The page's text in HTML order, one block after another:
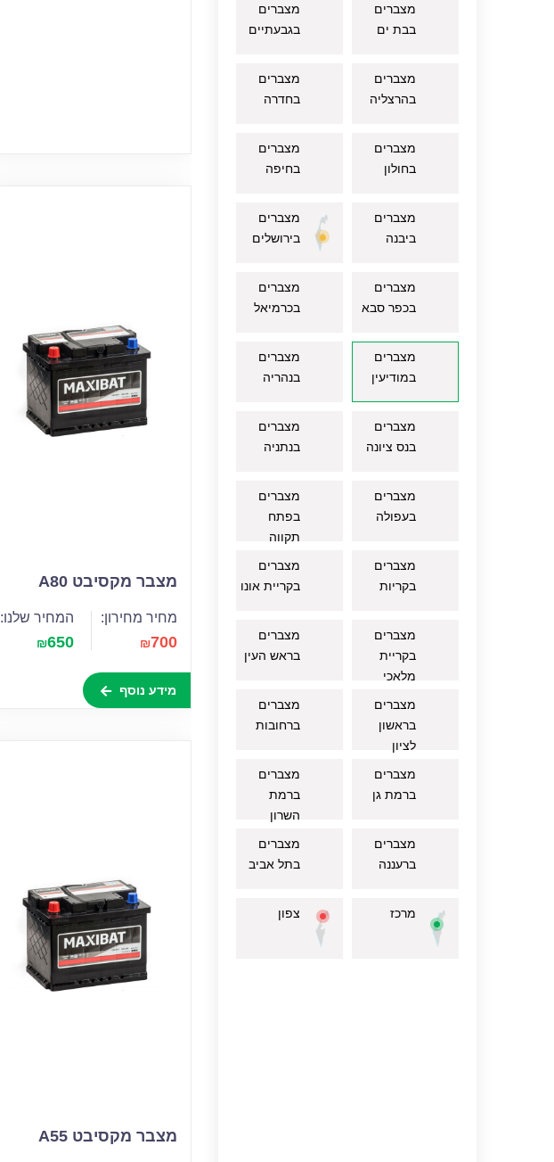
מצבר מקסיבט A80
מחיר מחירון:
₪700
המחיר שלנו:
₪650
מידע נוסף
מצבר מקסיבט A55
מצברים
בבת ים
מצברים
בגבעתיים
מצברים
בהרצליה
מצברים
בחדרה
מצברים
בחולון
מצברים
בחיפה
מצברים
ביבנה
מצברים
בירושלים
מצברים
בכפר סבא
מצברים
בכרמיאל
מצברים
במודיעין
מצברים
בנהריה
מצברים
בנס ציונה
מצברים
בנתניה
מצברים
בעפולה
מצברים
בפתח
תקווה
מצברים
בקריות
מצברים
בקריית אונו
מצברים
בקריית
מלאכי
מצברים
בראש העין
מצברים
בראשון
לציון
מצברים
ברחובות
מצברים
ברמת גן
מצברים
ברמת
השרון
מצברים
ברעננה
מצברים
בתל אביב
מרכז צפון